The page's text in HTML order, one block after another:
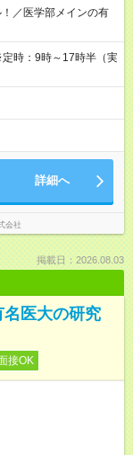
／医学部メインの有
時：9時～17時半（実
詳細へ
会社
掲載日：2026.08.03
医大の研究
接OK